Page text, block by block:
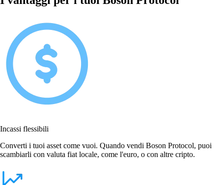
Incassi flessibili
Converti i tuoi asset come vuoi. Quando vendi Boson Protocol, puoi
scambiarli con valuta fiat locale, come l'euro, o con altre cripto.